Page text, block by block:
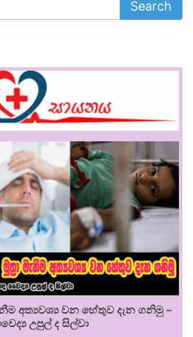
අත්‍යවශ්‍ය වන හේතුව දැන ගනිමු –
උපුල් ද සිල්වා